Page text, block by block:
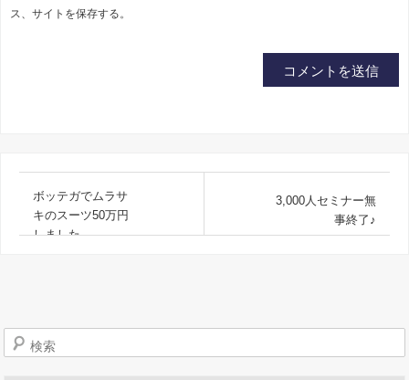
ス、サイトを保存する。
ボッテガでムラサ
キのスーツ50万円
しました。
3,000人セミナー無
事終了♪
検索